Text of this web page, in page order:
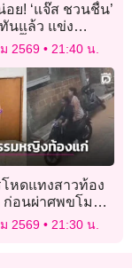
ย! ‘แจ๊ส ชวนชื่น’
นแล้ว แข่ง
‘ตั๊ก บริบูรณ์’ จ่าย
ยบร้อย
2569 21:40 น.
โหดแทงสาวท้อง
ก่อนผ่าศพขโมย
2569 21:30 น.